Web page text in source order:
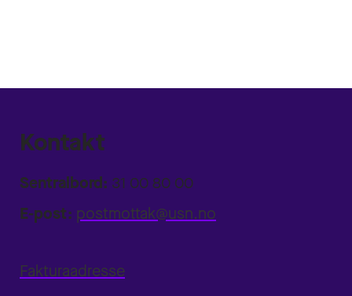
Kontakt
Sentralbord: 31 00 80 00
E-post: postmottak@usn.no
Fakturaadresse